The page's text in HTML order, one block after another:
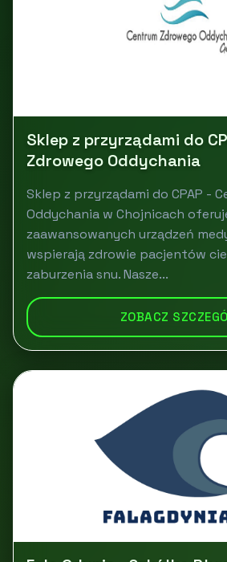
Sklep z przyrządami do
Zdrowego Oddychania
Sklep z przyrządami do CPAP -
Oddychania w Chojnicach
zaawansowanych urządzeń
wspierają zdrowie pacjentów
zaburzenia snu. Nasze...
ZOBACZ